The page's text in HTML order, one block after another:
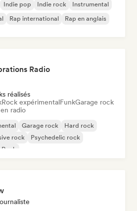
Indie pop Indie rock
Instrumental
Rap international Rap en anglais
Radio
réalisés
Rock expérimentalFunkGarage rock
radio
Garage rock
Hard rock
rock
Psychedelic rock